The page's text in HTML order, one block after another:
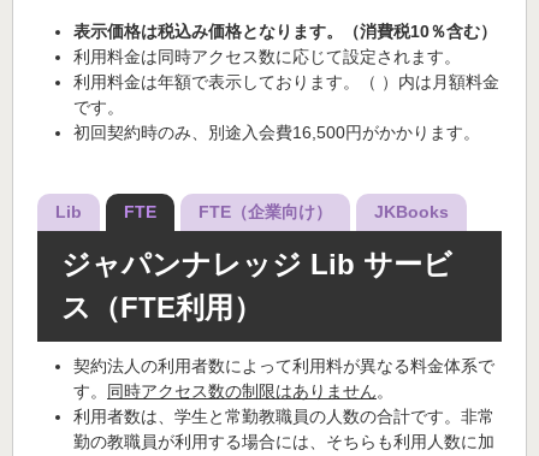
表示価格は税込み価格となります。（消費税10％含む）
利用料金は同時アクセス数に応じて設定されます。
利用料金は年額で表示しております。（ ）内は月額料金
です。
初回契約時のみ、別途入会費16,500円がかかります。
Lib FTE FTE（企業向け） JKBooks
ジャパンナレッジ Lib サービ
ス（FTE利用）
契約法人の利用者数によって利用料が異なる料金体系で
す。 同時アクセス数の制限はありません。
利用者数は、学生と常勤教職員の人数の合計です。非常
勤の教職員が利用する場合には、そちらも利用人数に加